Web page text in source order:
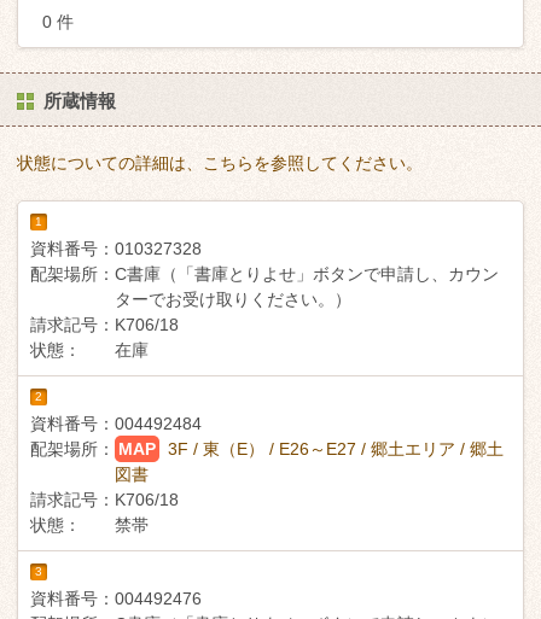
0 件
所蔵情報
状態についての詳細は、こちらを参照してください。
1
資料番号： 010327328
配架場所： C書庫（「書庫とりよせ」ボタンで申請し、カウン
ターでお受け取りください。）
請求記号： K706/18
状態：
在庫
2
資料番号： 004492484
配架場所：
MAP
3F / 東（E） / E26～E27 / 郷土エリア / 郷土
図書
請求記号： K706/18
状態：
禁帯
3
資料番号： 004492476